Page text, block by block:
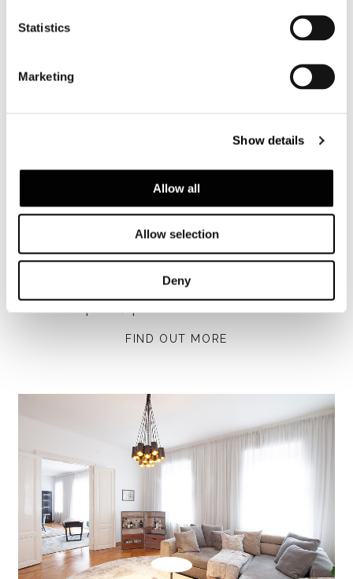
Statistics
Marketing
Show details
Allow all
Allow selection
Deny
Aspen, privater wohnsitz
FIND OUT MORE